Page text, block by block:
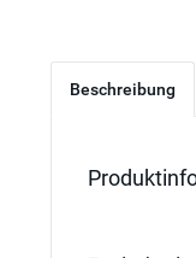
Beschreibung